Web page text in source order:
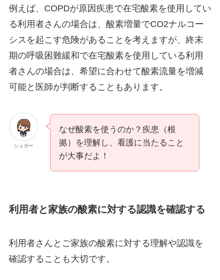
例えば、COPDが原因疾患で在宅酸素を使用してい
る利用者さんの場合は、酸素増量でCO2ナルコー
シスを起こす危険があることを考えますが、終末
期の呼吸困難緩和で在宅酸素を使用している利用
者さんの場合は、希望に合わせて酸素流量を増減
可能と医師が判断することもあります。
シュガー
なぜ酸素を使うのか？疾患（根
拠）を理解し、看護に当たること
が大事だよ！
利用者と家族の酸素に対する認識を確認する
利用者さんとご家族の酸素に対する理解や認識を
確認することも大切です。